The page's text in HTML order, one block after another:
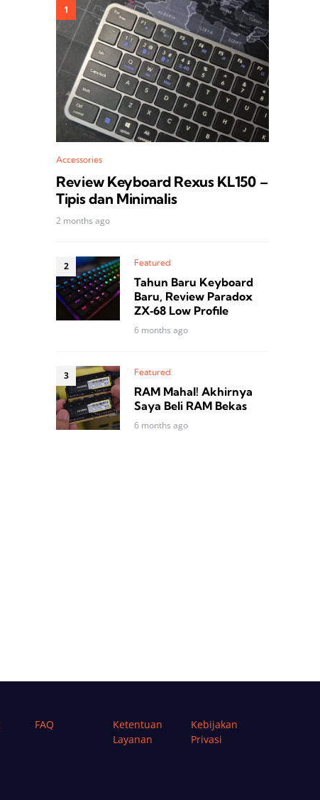
Accessories
Review Keyboard Rexus KL150 –
Tipis dan Minimalis
2 months ago
Featured
Tahun Baru Keyboard
Baru, Review Paradox
ZX‑68 Low Profile
6 months ago
Featured
RAM Mahal! Akhirnya
Saya Beli RAM Bekas
6 months ago
FAQ
Ketentuan
Layanan
Kebijakan
Privasi